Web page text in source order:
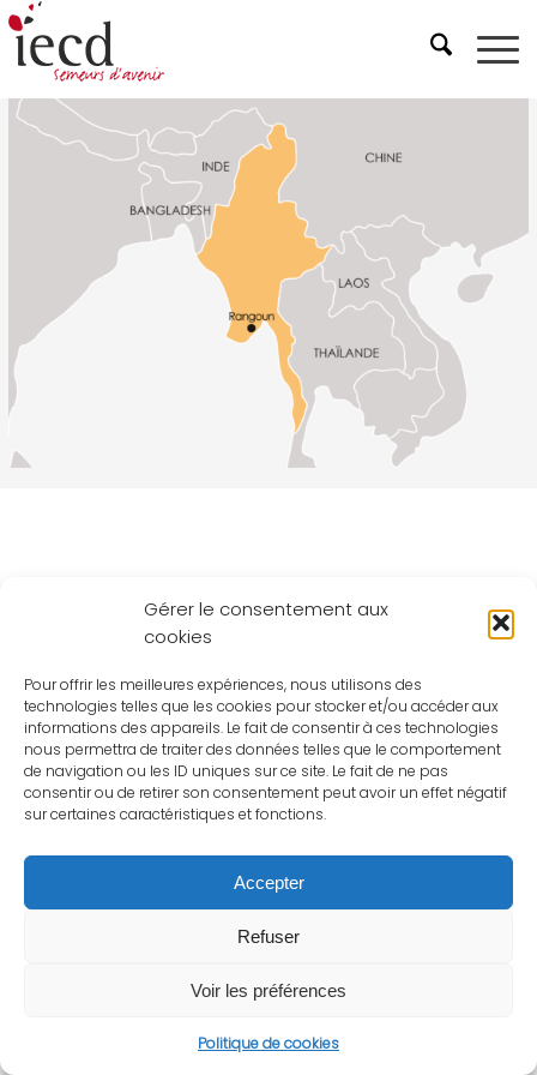
Gérer le consentement aux
cookies
Pour offrir les meilleures expériences, nous utilisons des
technologies telles que les cookies pour stocker et/ou accéder aux
informations des appareils. Le fait de consentir à ces technologies
nous permettra de traiter des données telles que le comportement
de navigation ou les ID uniques sur ce site. Le fait de ne pas
consentir ou de retirer son consentement peut avoir un effet négatif
sur certaines caractéristiques et fonctions.
Accepter
Refuser
Voir les préférences
Politique de cookies